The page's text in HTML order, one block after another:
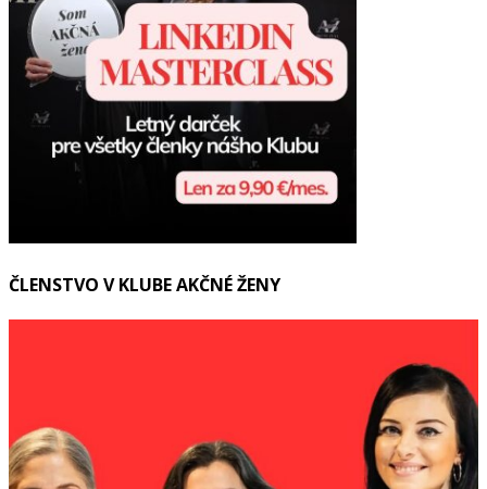
ČLENSTVO V KLUBE AKČNÉ ŽENY